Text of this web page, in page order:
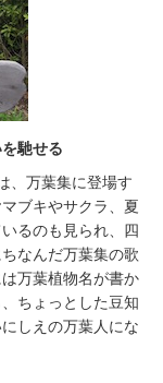
馳せる
、万葉集に登場す
ブキやサクラ、夏
るのも見られ、四
なんだ万葉集の歌
万葉植物名が書か
ちょっとした豆知
しえの万葉人にな